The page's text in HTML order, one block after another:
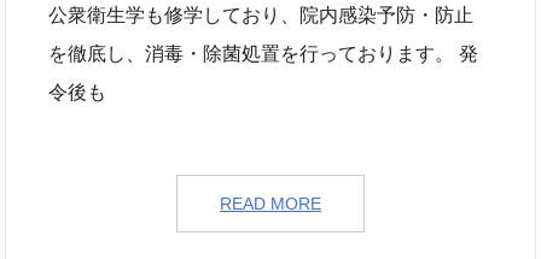
公衆衛生学も修学しており、院内感染予防・防止
を徹底し、消毒・除菌処置を行っております。 発
令後も
READ MORE